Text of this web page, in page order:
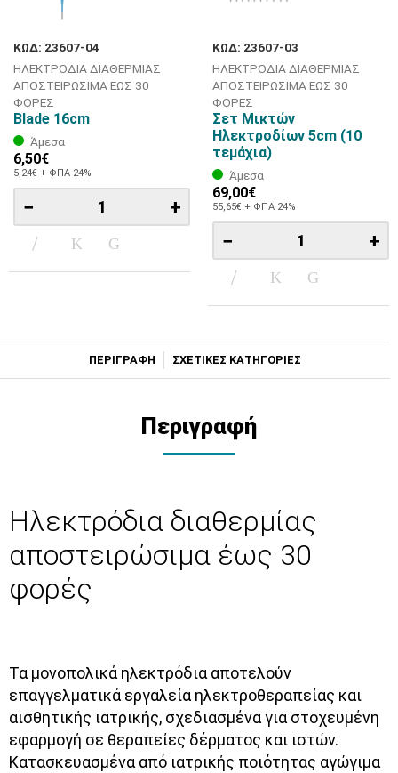
ΚΩΔ: 23607-04
ΗΛΕΚΤΡΟΔΙΑ ΔΙΑΘΕΡΜΙΑΣ
ΑΠΟΣΤΕΙΡΩΣΙΜΑ ΕΩΣ 30
ΦΟΡΕΣ
Blade 16cm
Άμεσα
6,50€
5,24€ + ΦΠΑ 24%
− +
ΚΩΔ: 23607-03
ΗΛΕΚΤΡΟΔΙΑ ΔΙΑΘΕΡΜΙΑΣ
ΑΠΟΣΤΕΙΡΩΣΙΜΑ ΕΩΣ 30
ΦΟΡΕΣ
Σετ Μικτών
Ηλεκτροδίων 5cm (10
τεμάχια)
Άμεσα
69,00€
55,65€ + ΦΠΑ 24%
− +
ΠΕΡΙΓΡΑΦΗ ΣΧΕΤΙΚΕΣ ΚΑΤΗΓΟΡΙΕΣ
Περιγραφή
Ηλεκτρόδια διαθερμίας
αποστειρώσιμα έως 30
φορές
Τα μονοπολικά ηλεκτρόδια αποτελούν
επαγγελματικά εργαλεία ηλεκτροθεραπείας και
αισθητικής ιατρικής, σχεδιασμένα για στοχευμένη
εφαρμογή σε θεραπείες δέρματος και ιστών.
Κατασκευασμένα από ιατρικής ποιότητας αγώγιμα